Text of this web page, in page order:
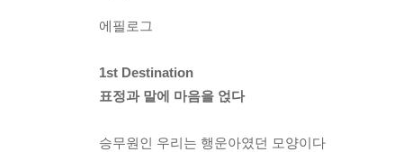
에필로그
1st Destination
표정과 말에 마음을 얹다
승무원인 우리는 행운아였던 모양이다